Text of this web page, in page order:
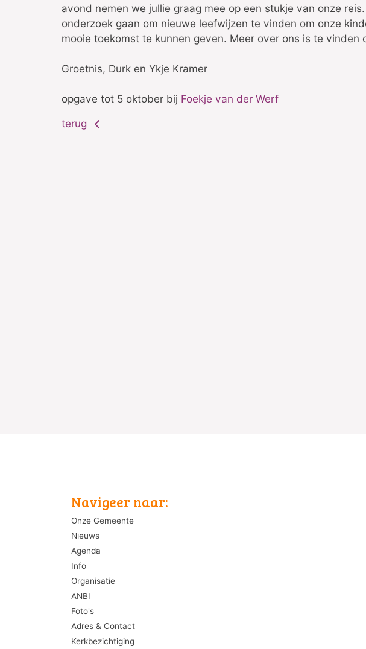
avond nemen we jullie graag mee op een stukje van onze
onderzoek gaan om nieuwe leefwijzen te vinden om onze
mooie toekomst te kunnen geven. Meer over ons is te vinden
Groetnis, Durk en Ykje Kramer
opgave tot 5 oktober bij Foekje van der Werf
terug
Navigeer naar:
Onze Gemeente
Nieuws
Agenda
Info
Organisatie
ANBI
Foto's
Adres & Contact
Kerkbezichtiging